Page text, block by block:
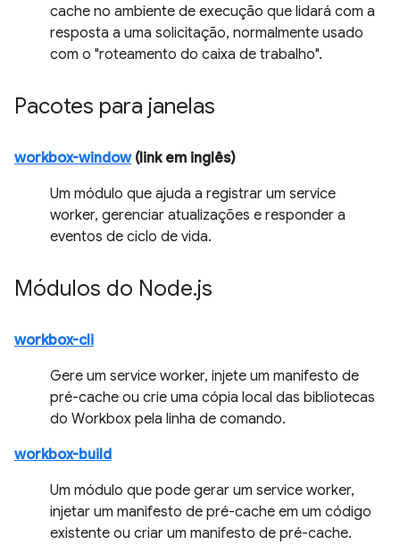
cache no ambiente de execução que lidará com a
resposta a uma solicitação, normalmente usado
com o "roteamento do caixa de trabalho".
Pacotes para janelas
workbox-window(link em inglês)
Um módulo que ajuda a registrar um service
worker, gerenciar atualizações e responder a
eventos de ciclo de vida.
Módulos do Node.js
workbox-cli
Gere um service worker, injete um manifesto de
pré-cache ou crie uma cópia local das bibliotecas
do Workbox pela linha de comando.
workbox-build
Um módulo que pode gerar um service worker,
injetar um manifesto de pré-cache em um código
existente ou criar um manifesto de pré-cache.